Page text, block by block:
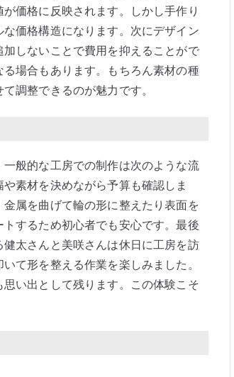
価格に反映されます。しかし手作り
価格構造になります。次にデザイン
しないことで費用を抑えることがで
場合もあります。もちろん素材の種
調整できるのが魅力です。
般的な工房での制作は次のような流
素材を決めながら予算も確認しま
属を曲げて輪の形に整えたり表面を
するため初心者でも安心です。最後
太さんと美咲さんは休日に工房を訪
て形を整える作業を楽しみました。
い出として残ります。この体験こそ